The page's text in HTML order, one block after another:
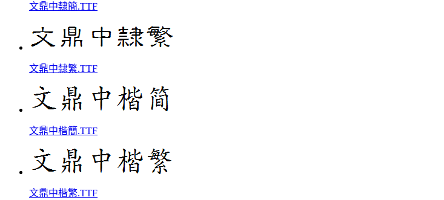
文鼎中隸簡.TTF
文鼎中隸繁.TTF
文鼎中楷簡.TTF
文鼎中楷繁.TTF